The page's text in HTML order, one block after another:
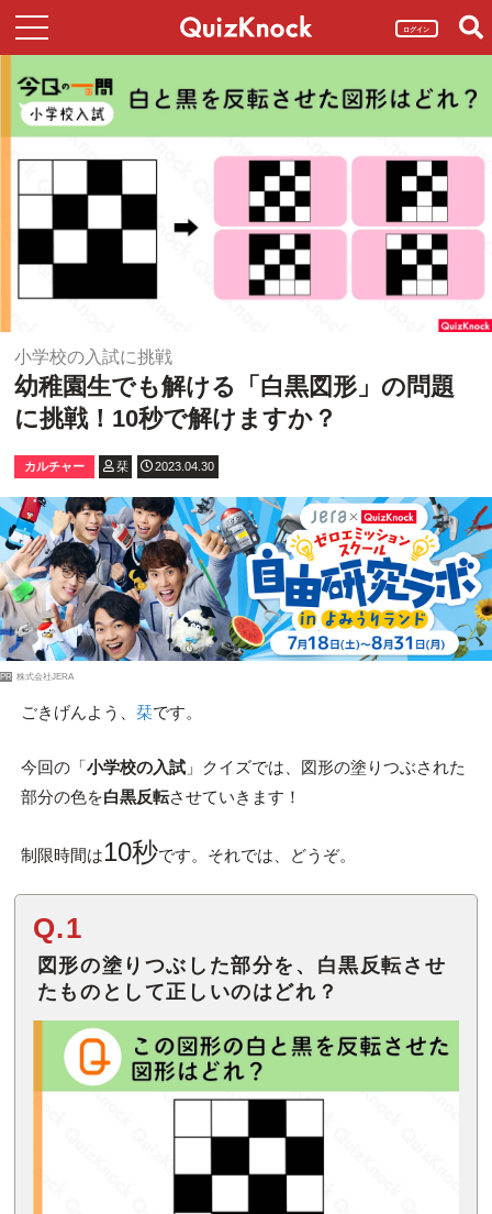
ログイン
小学校の入試に挑戦
幼稚園生でも解ける「白黒図形」の問題
に挑戦！10秒で解けますか？
カルチャー 栞 2023.04.30
PR 株式会社JERA
ごきげんよう、 栞です。
今回の「小学校の入試」クイズでは、図形の塗りつぶされた
部分の色を白黒反転させていきます！
制限時間は10秒です。それでは、どうぞ。
Q.1
図形の塗りつぶした部分を、白黒反転させ
たものとして正しいのはどれ？